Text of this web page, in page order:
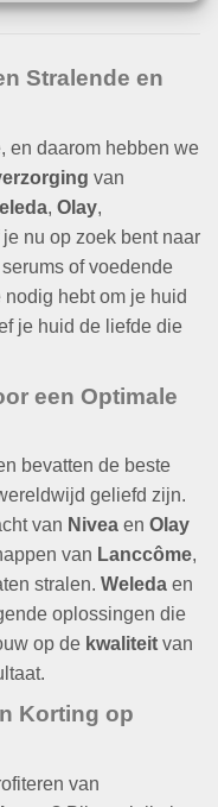
Stralende en
en daarom hebben we
van
, Olay,
je nu op zoek bent naar
of voedende
hebt om je huid
je huid de liefde die
een Optimale
bevatten de beste
geliefd zijn.
van Nivea en Olay
van Lanccôme,
stralen. Weleda en
oplossingen die
op de kwaliteit van
Korting op
van